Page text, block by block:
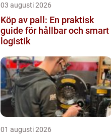
03 augusti 2026
Köp av pall: En praktisk
guide för hållbar och smart
logistik
01 augusti 2026